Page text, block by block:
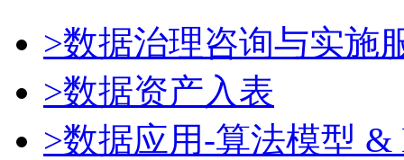
>数据治理咨询与实施
>数据资产入表
>数据应用-算法模型 &